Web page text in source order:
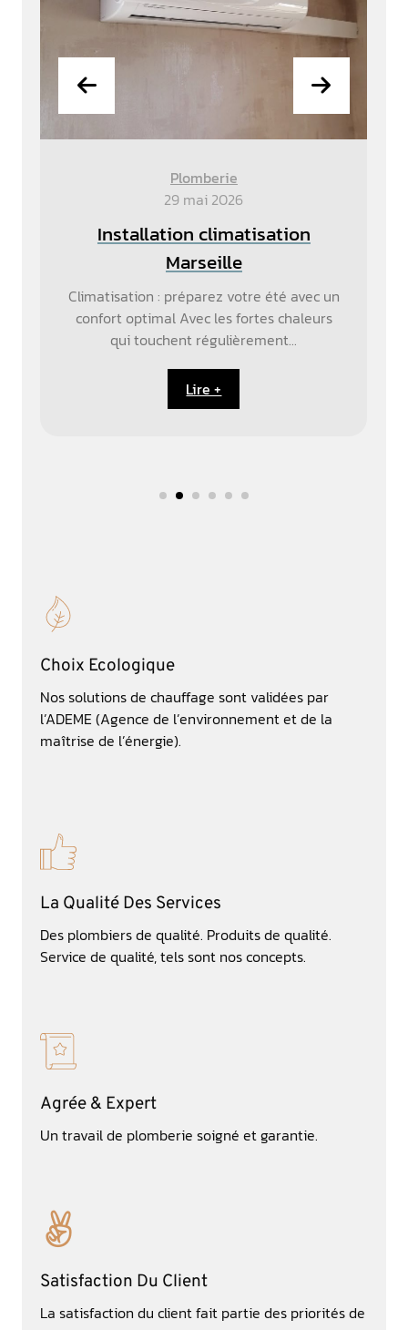
Plomberie
29 mai 2026
Installation climatisation
Marseille
Climatisation : préparez votre été avec un
confort optimal Avec les fortes chaleurs
qui touchent régulièrement...
Lire +
Choix Ecologique
Nos solutions de chauffage sont validées par
l’ADEME (Agence de l’environnement et de la
maîtrise de l’énergie).
La Qualité Des Services
Des plombiers de qualité. Produits de qualité.
Service de qualité, tels sont nos concepts.
Agrée & Expert
Un travail de plomberie soigné et garantie.
Satisfaction Du Client
La satisfaction du client fait partie des priorités de